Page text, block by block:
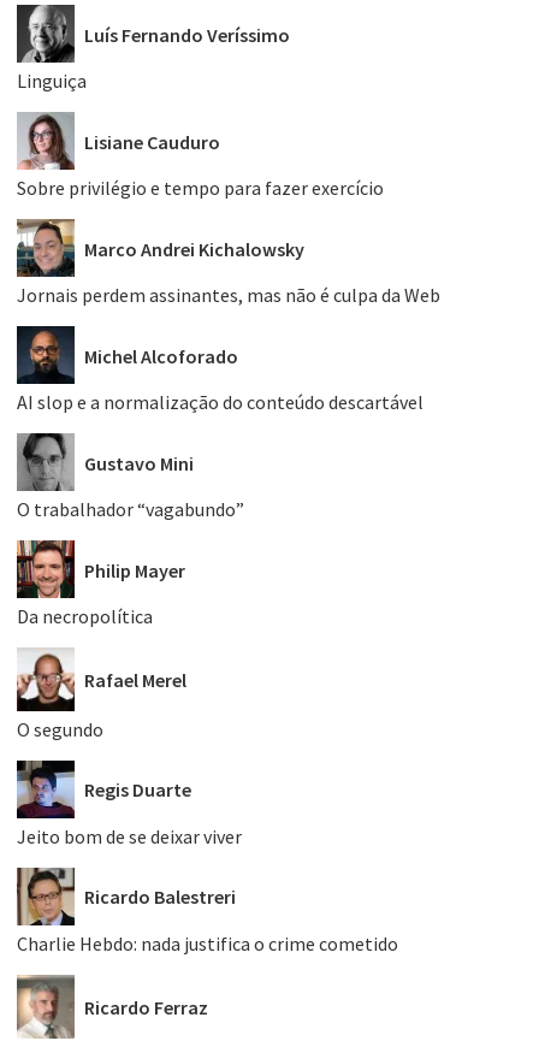
Luís Fernando Veríssimo
Linguiça
Lisiane Cauduro
Sobre privilégio e tempo para fazer exercício
Marco Andrei Kichalowsky
Jornais perdem assinantes, mas não é culpa da Web
Michel Alcoforado
AI slop e a normalização do conteúdo descartável
Gustavo Mini
O trabalhador “vagabundo”
Philip Mayer
Da necropolítica
Rafael Merel
O segundo
Regis Duarte
Jeito bom de se deixar viver
Ricardo Balestreri
Charlie Hebdo: nada justifica o crime cometido
Ricardo Ferraz